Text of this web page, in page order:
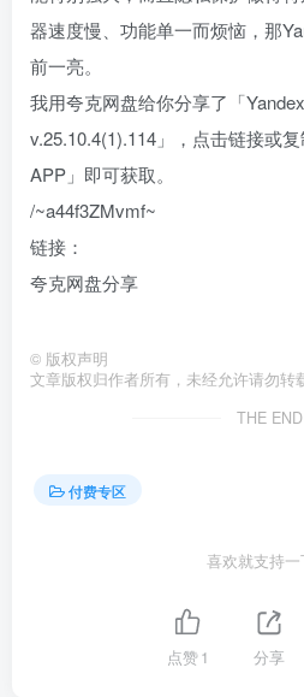
器速度慢、功能单一而烦恼，那
前一亮。
我用夸克网盘给你分享了「
v.25.10.4(1).114」，点击链接或
APP」即可获取。
/~a44f3ZMvmf~
链接：
夸克网盘分享
© 版权声明
文章版权归作者所有，未经允许请勿转
THE END
付费专区
喜欢就支持
点赞1 分享